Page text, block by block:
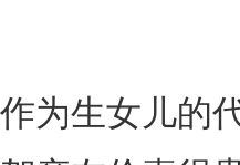
为生女儿的